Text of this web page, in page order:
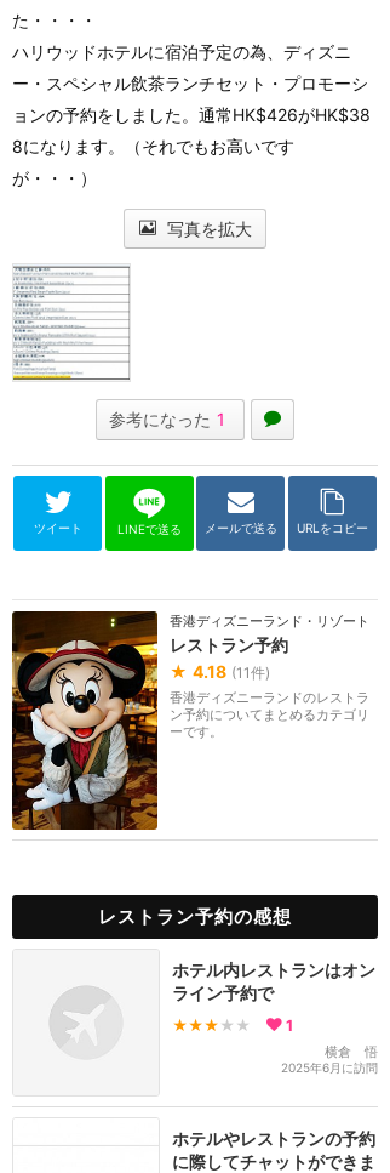
た・・・・
ハリウッドホテルに宿泊予定の為、ディズニ
ー・スペシャル飲茶ランチセット・プロモーシ
ョンの予約をしました。通常HK$426がHK$38
8になります。（それでもお高いです
が・・・）
写真を拡大
参考になった 1
ツイート LINEで送る メールで送る URLをコピー
香港ディズニーランド・リゾート
レストラン予約
★ 4.18 (11件)
香港ディズニーランドのレストラ
ン予約についてまとめるカテゴリ
ーです。
レストラン予約の感想
ホテル内レストランはオン
ライン予約で
★★★ ★★ 1
横倉 悟
2025年6月に訪問
ホテルやレストランの予約
に際してチャットができま